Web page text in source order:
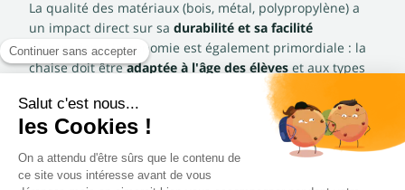
La qualité des matériaux (bois, métal, polypropylène) a
un impact direct sur sa durabilité et sa facilité
d'entretien. L'ergonomie est également primordiale : la
chaise doit êtreadaptée à l'âge des élèves et aux types
d'activités pour favoriser une bonne posture et
contribuer à leur bien-être.
Mobilier scolaire : entretien et
harmonisation de l’espace